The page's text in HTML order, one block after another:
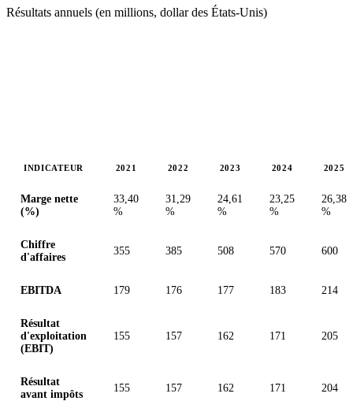
Résultats annuels (en millions, dollar des États-Unis)
INDICATEUR 2021 2022 2023 2024 2025
Marge nette
(%)
33,40
%
31,29
%
24,61
%
23,25
%
26,38
%
Chiffre
d'affaires
355 385 508 570 600
EBITDA 179 176 177 183 214
Résultat
d'exploitation
(EBIT)
155 157 162 171 205
Résultat
avant impôts
155 157 162 171 204